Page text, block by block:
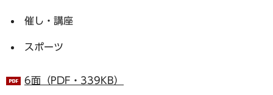
催し・講座
スポーツ
6面（PDF・339KB）